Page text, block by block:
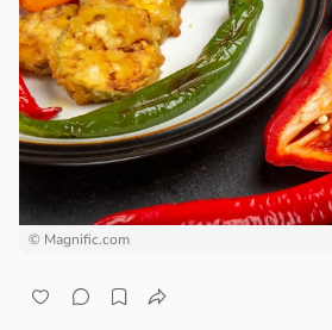
© Magnific.com